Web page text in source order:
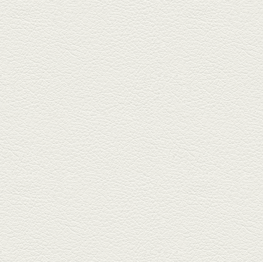
しゃぶしゃぶ
春の[熊本屋台村]で昼飲みの刻。
[かごっま屋台 黒で乾杯]で「銀...
2025年3月21日放送
薩摩赤鶏のころころ焼き
＆カツオの藁焼き
三年坂通りのビル２階「焼鳥こ
ろころ」はオシャレな店構えで
炭火...
2025年2月28日放送
踊る車海老＆あか牛串 ウ
ニとキャビア乗せ
ホテル日航熊本の裏、創作串揚
げの新たな店「串ハル」へ「銀
しろ...
2025年2月7日放送
マグロのレアカツ＆合鴨
とカブのゆず煮
酒場通りの「料理屋じぃ」で昼
飲みの刻。「しろ」お湯割で店